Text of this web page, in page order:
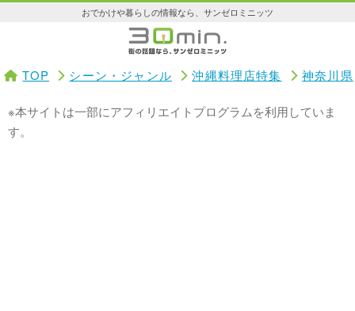
おでかけや暮らしの情報なら、サンゼロミニッツ
TOP シーン・ジャンル 沖縄料理店特集 神奈川県
※本サイトは一部にアフィリエイトプログラムを利用していま
す。